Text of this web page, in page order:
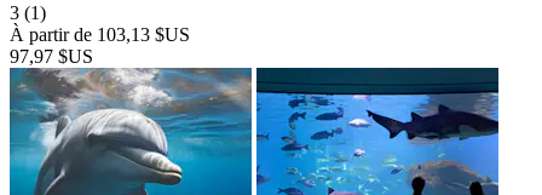
3 (1)
À partir de 103,13 $US
97,97 $US